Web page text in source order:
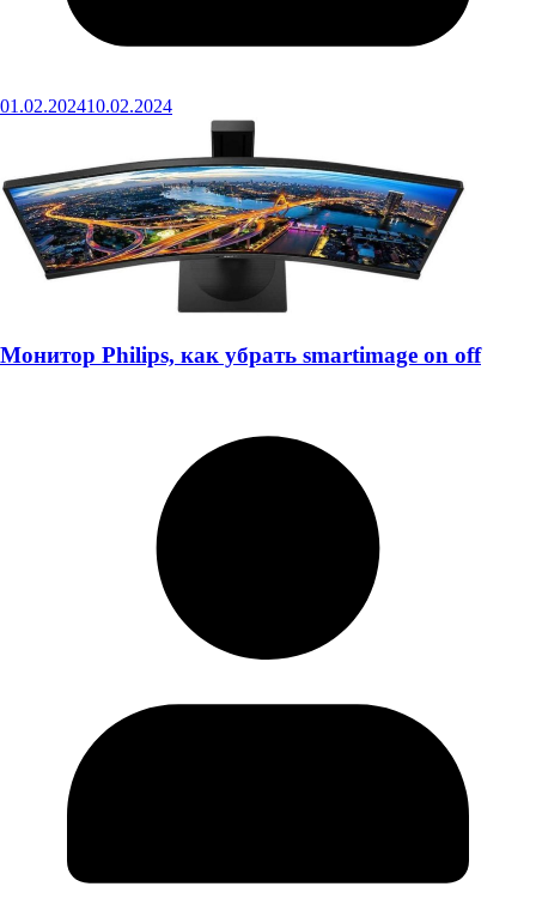
01.02.202410.02.2024
Монитор Philips, как убрать smartimage on off